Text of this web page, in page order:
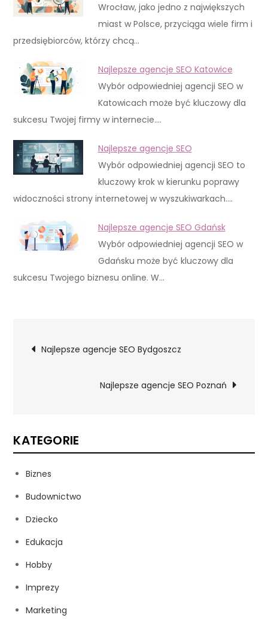
Wrocław, jako jedno z największych
miast w Polsce, przyciąga wiele firm i
przedsiębiorców, którzy chcą…
Najlepsze agencje SEO Katowice
Wybór odpowiedniej agencji SEO w
Katowicach może być kluczowy dla
sukcesu Twojej firmy w internecie.…
Najlepsze agencje SEO
Wybór odpowiedniej agencji SEO to
kluczowy krok w kierunku poprawy
widoczności strony internetowej w wyszukiwarkach.…
Najlepsze agencje SEO Gdańsk
Wybór odpowiedniej agencji SEO w
Gdańsku może być kluczowy dla
sukcesu Twojego biznesu online. W…
Nawigacja
wpisu
Najlepsze agencje SEO Bydgoszcz
Najlepsze agencje SEO Poznań
KATEGORIE
Biznes
Budownictwo
Dziecko
Edukacja
Hobby
Imprezy
Marketing